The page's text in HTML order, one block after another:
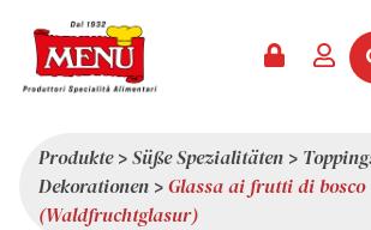
KATALOG
SERVICES
NEUHEITEN
PRÄMIEN
ÜBER UNS
QUALITÄT
Produkte>Süße Spezialitäten >
Dekorationen >Glassa ai frutti di bosco
(Waldfruchtglasur)